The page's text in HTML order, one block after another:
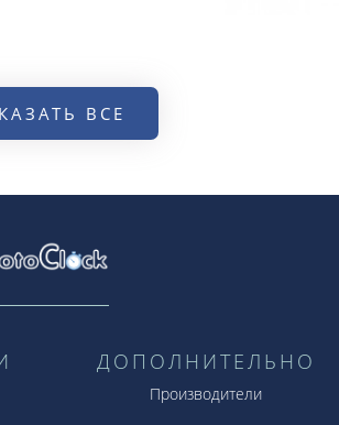
ВСЕ
ДОПОЛНИТЕЛЬНО
Производители